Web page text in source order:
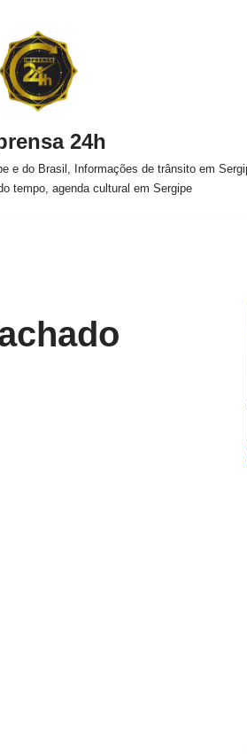
24h
e do Brasil, Informações de trânsito em
tempo, agenda cultural em Sergipe